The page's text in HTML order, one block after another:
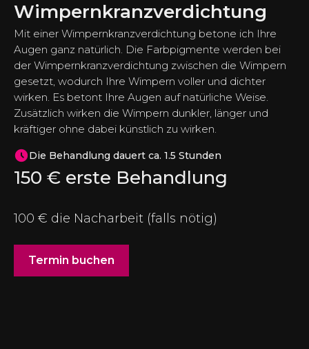
Wimpernkranzverdichtung
Mit einer Wimpernkranzverdichtung betone ich Ihre
Augen ganz natürlich. Die Farbpigmente werden bei
der Wimpernkranzverdichtung zwischen die Wimpern
gesetzt, wodurch Ihre Wimpern voller und dichter
wirken. Es betont Ihre Augen auf natürliche Weise.
Zusätzlich wirken die Wimpern dunkler, länger und
kräftiger ohne dabei künstlich zu wirken.
Die Behandlung dauert ca. 1.5 Stunden
150 € erste Behandlung
100 € die Nacharbeit (falls nötig)
Termin buchen